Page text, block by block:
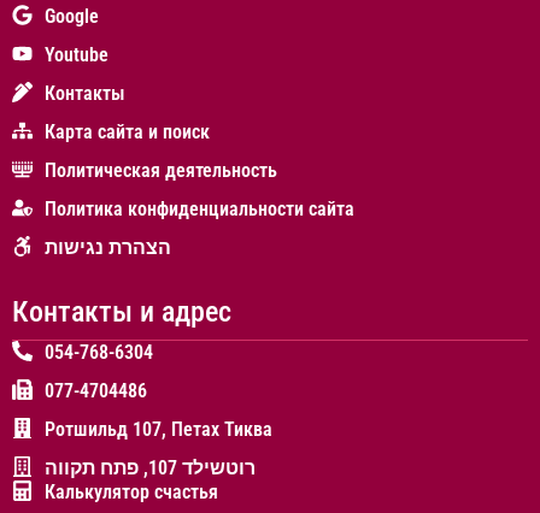
Google
Youtube
Контакты
Карта сайта и поиск
Политическая деятельность
Политика конфиденциальности сайта
הצהרת נגישות
Контакты и адрес
054-768-6304
077-4704486
Ротшильд 107, Петах Тиква
רוטשילד 107, פתח תקווה
Калькулятор счастья